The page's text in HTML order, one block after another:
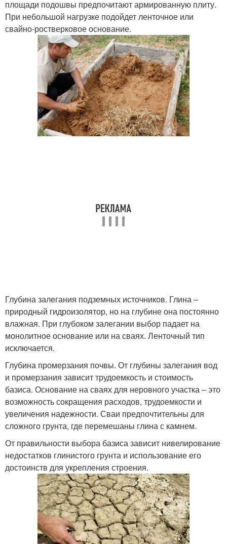
площади подошвы предпочитают армированную плиту.
При небольшой нагрузке подойдет ленточное или
свайно-ростверковое основание.
Глубина залегания подземных источников. Глина –
природный гидроизолятор, но на глубине она постоянно
влажная. При глубоком залегании выбор падает на
монолитное основание или на сваях. Ленточный тип
исключается.
Глубина промерзания почвы. От глубины залегания вод
и промерзания зависит трудоемкость и стоимость
базиса. Основание на сваях для неровного участка – это
возможность сокращения расходов, трудоемкости и
увеличения надежности. Сваи предпочтительны для
сложного грунта, где перемешаны глина с камнем.
От правильности выбора базиса зависит нивелирование
недостатков глинистого грунта и использование его
достоинств для укрепления строения.